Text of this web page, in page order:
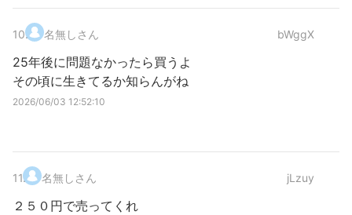
10. 名無しさん bWggX
25年後に問題なかったら買うよ
その頃に生きてるか知らんがね
2026/06/03 12:52:10
11. 名無しさん jLzuy
２５０円で売ってくれ